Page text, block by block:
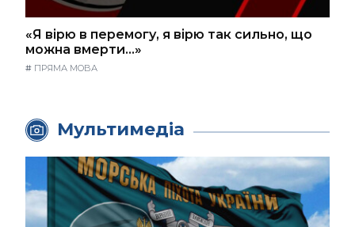
«Я вірю в перемогу, я вірю так сильно, що
можна вмерти…»
# ПРЯМА МОВА
Мультимедіа